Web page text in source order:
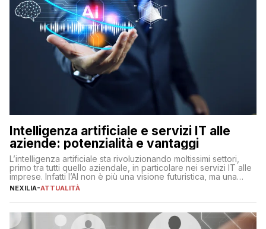
Intelligenza artificiale e servizi IT alle
aziende: potenzialità e vantaggi
L’intelligenza artificiale sta rivoluzionando moltissimi settori,
primo tra tutti quello aziendale, in particolare nei servizi IT alle
imprese. Infatti l’AI non è più una visione futuristica, ma una
realtà operativa che sta portando a un cambio significativo in
operazioni, bensì comporta […]
NEXILIA-ATTUALITÀ